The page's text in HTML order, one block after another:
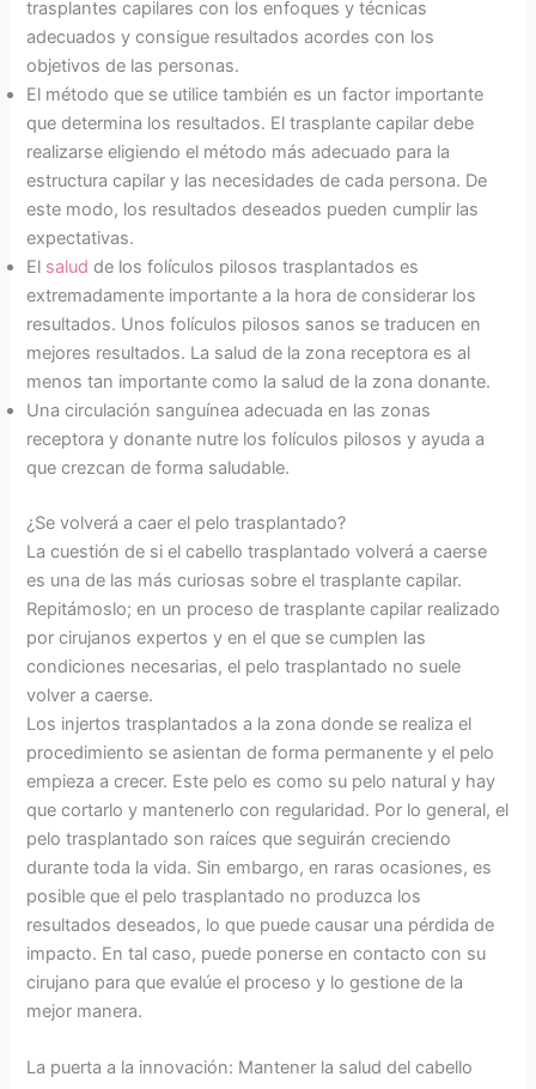
trasplantes capilares con los enfoques y técnicas
adecuados y consigue resultados acordes con los
objetivos de las personas.
El método que se utilice también es un factor importante
que determina los resultados. El trasplante capilar debe
realizarse eligiendo el método más adecuado para la
estructura capilar y las necesidades de cada persona. De
este modo, los resultados deseados pueden cumplir las
expectativas.
El salud de los folículos pilosos trasplantados es
extremadamente importante a la hora de considerar los
resultados. Unos folículos pilosos sanos se traducen en
mejores resultados. La salud de la zona receptora es al
menos tan importante como la salud de la zona donante.
Una circulación sanguínea adecuada en las zonas
receptora y donante nutre los folículos pilosos y ayuda a
que crezcan de forma saludable.
¿Se volverá a caer el pelo trasplantado?
La cuestión de si el cabello trasplantado volverá a caerse
es una de las más curiosas sobre el trasplante capilar.
Repitámoslo; en un proceso de trasplante capilar realizado
por cirujanos expertos y en el que se cumplen las
condiciones necesarias, el pelo trasplantado no suele
volver a caerse.
Los injertos trasplantados a la zona donde se realiza el
procedimiento se asientan de forma permanente y el pelo
empieza a crecer. Este pelo es como su pelo natural y hay
que cortarlo y mantenerlo con regularidad. Por lo general, el
pelo trasplantado son raíces que seguirán creciendo
durante toda la vida. Sin embargo, en raras ocasiones, es
posible que el pelo trasplantado no produzca los
resultados deseados, lo que puede causar una pérdida de
impacto. En tal caso, puede ponerse en contacto con su
cirujano para que evalúe el proceso y lo gestione de la
mejor manera.
La puerta a la innovación: Mantener la salud del cabello